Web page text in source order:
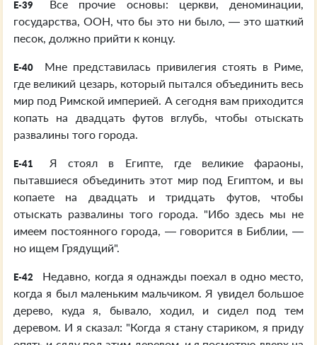
E-39
Все прочие основы: церкви, деноминации,
государства, ООН, что бы это ни было, — это шаткий
песок, должно прийти к концу.
E-40
Мне представилась привилегия стоять в Риме,
где великий цезарь, который пытался объединить весь
мир под Римской империей. А сегодня вам приходится
копать на двадцать футов вглубь, чтобы отыскать
развалины того города.
E-41
Я стоял в Египте, где великие фараоны,
пытавшиеся объединить этот мир под Египтом, и вы
копаете на двадцать и тридцать футов, чтобы
отыскать развалины того города. "Ибо здесь мы не
имеем постоянного города, — говорится в Библии, —
но ищем Грядущий".
E-42
Недавно, когда я однажды поехал в одно место,
когда я был маленьким мальчиком. Я увидел большое
дерево, куда я, бывало, ходил, и сидел под тем
деревом. И я сказал: "Когда я стану стариком, я приду